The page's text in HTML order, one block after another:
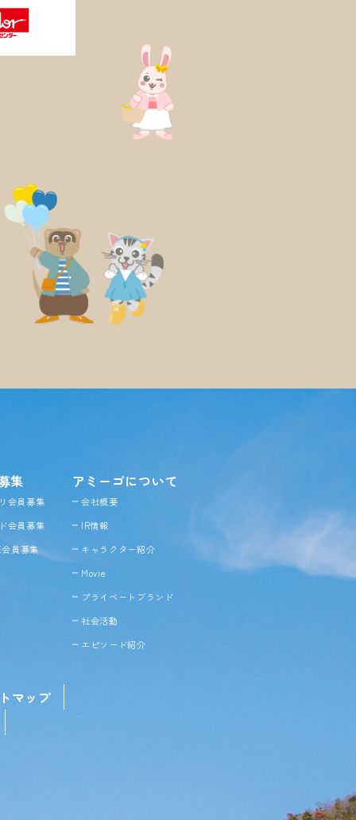
集
会員募集
会員募集
員募集
アミーゴについて
会社概要
IR情報
キャラクター紹介
Movie
プライベートブランド
社会活動
エピソード紹介
マップ